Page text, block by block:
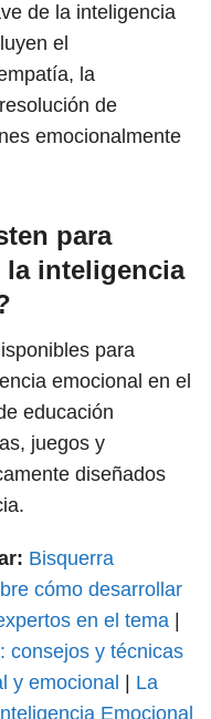
de la inteligencia
el
la
de
emocionalmente
para
la inteligencia
para
emocional en el
educación
juegos y
diseñados
Bisquerra
cómo desarrollar
en el tema
consejos y técnicas
y emocional
La
Emocional